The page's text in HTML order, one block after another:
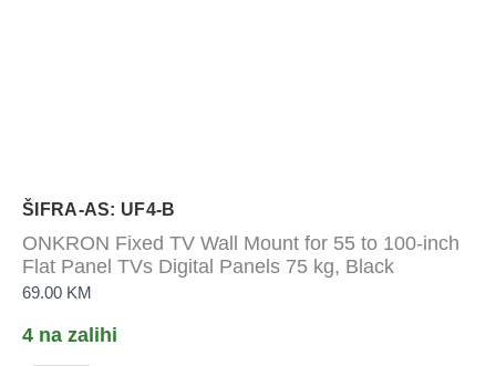
ŠIFRA-AS: UF4-B
ONKRON Fixed TV Wall Mount for 55 to 100-inch
Flat Panel TVs Digital Panels 75 kg, Black
69.00 KM
4 na zalihi